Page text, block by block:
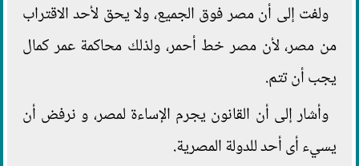
ولفت إلى أن مصر فوق الجميع، ولا يحق لأحد الاقتراب
من مصر، لأن مصر خط أحمر، ولذلك محاكمة عمر كمال
يجب أن تتم.
وأشار إلى أن القانون يجرم الإساءة لمصر، و نرفض أن
يسيء أى أحد للدولة المصرية.